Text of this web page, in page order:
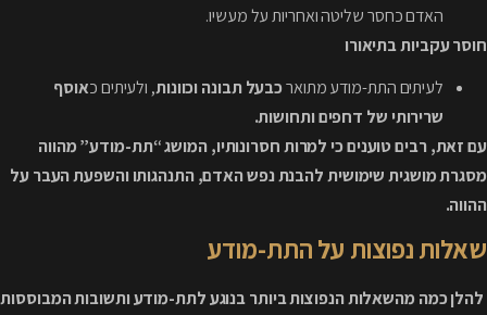
האדם כחסר שליטה ואחריות על מעשיו.
חוסר עקביות בתיאורו
לעיתים התת-מודע מתוארכבעל תבונה וכוונות, ולעיתים כאוסף
שרירותי של דחפים ותחושות.
עם זאת, רבים טוענים כי למרות חסרונותיו, המושג “תת-מודע” מהווה
מסגרת מושגית שימושית להבנת נפש האדם, התנהגותו והשפעת העבר על
ההווה.
שאלות נפוצות על התת-מודע
להלן כמה מהשאלות הנפוצות ביותר בנוגע לתת-מודע ותשובות המבוססות